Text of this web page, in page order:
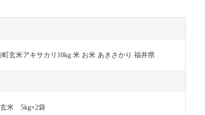
町玄米アキサカリ10kg 米 お米 あきさかり 福井県
米　5kg×2袋